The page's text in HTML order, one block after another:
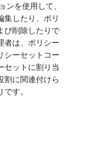
ンを使用して、
集したり、ポリ
び削除したりで
者は、ポリシー
シーセットコー
セットに割り当
割に関連付けら
す。